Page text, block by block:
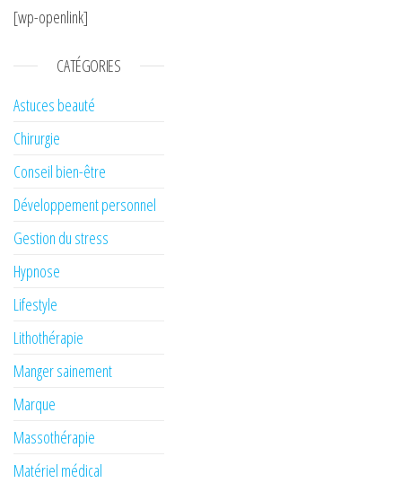
[wp-openlink]
CATÉGORIES
Astuces beauté
Chirurgie
Conseil bien-être
Développement personnel
Gestion du stress
Hypnose
Lifestyle
Lithothérapie
Manger sainement
Marque
Massothérapie
Matériel médical